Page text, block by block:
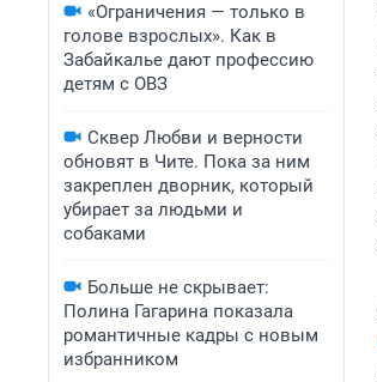
«Ограничения — только в
голове взрослых». Как в
Забайкалье дают профессию
детям с ОВЗ
Сквер Любви и верности
обновят в Чите. Пока за ним
закреплен дворник, который
убирает за людьми и
собаками
Больше не скрывает:
Полина Гагарина показала
романтичные кадры с новым
избранником